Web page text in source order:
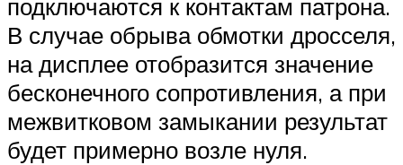
подключаются к контактам патрона.
В случае обрыва обмотки дросселя,
на дисплее отобразится значение
бесконечного сопротивления, а при
межвитковом замыкании результат
будет примерно возле нуля.